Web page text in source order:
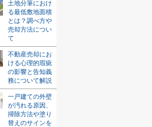
土地分筆におけ
る最低敷地面積
とは？調べ方や
売却方法につい
て
不動産売却にお
ける心理的瑕疵
の影響と告知義
務について解説
一戸建ての外壁
が汚れる原因、
掃除方法や塗り
替えのサインを